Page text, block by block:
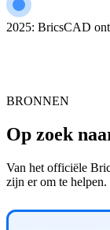
2025: BricsCAD
BRONNEN
Op zoek
Van het officiële
zijn er om te helpen.